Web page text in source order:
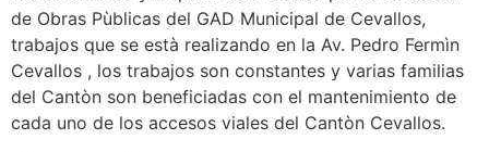
de Obras Pùblicas del GAD Municipal de Cevallos,
trabajos que se està realizando en la Av. Pedro Fermìn
Cevallos , los trabajos son constantes y varias familias
del Cantòn son beneficiadas con el mantenimiento de
cada uno de los accesos viales del Cantòn Cevallos.